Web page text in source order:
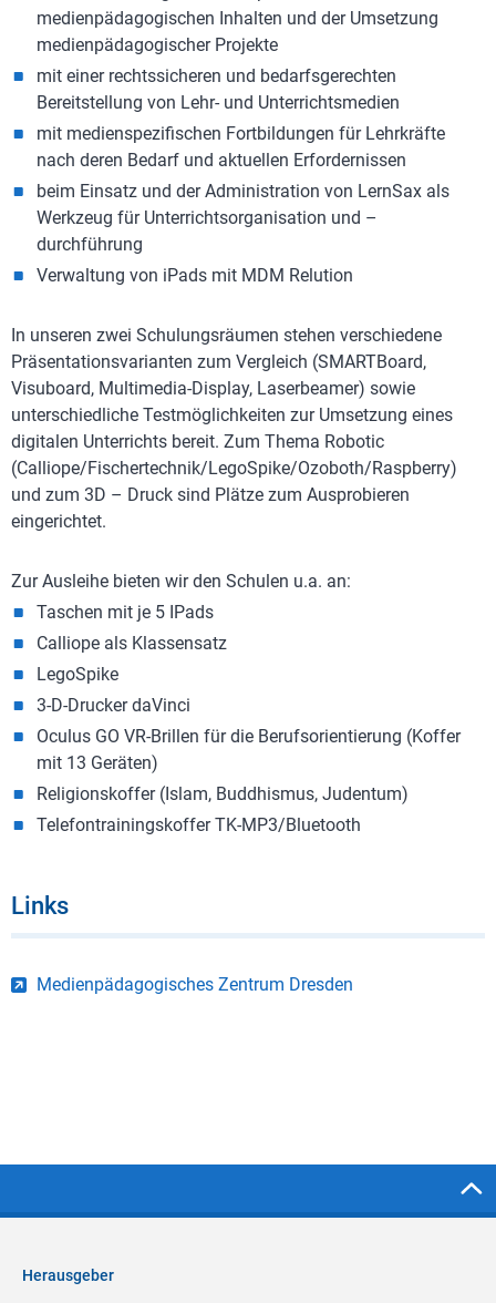
medienpädagogischen Inhalten und der Umsetzung
medienpädagogischer Projekte
mit einer rechtssicheren und bedarfsgerechten
Bereitstellung von Lehr- und Unterrichtsmedien
mit medienspezifischen Fortbildungen für Lehrkräfte
nach deren Bedarf und aktuellen Erfordernissen
beim Einsatz und der Administration von LernSax als
Werkzeug für Unterrichtsorganisation und –
durchführung
Verwaltung von iPads mit MDM Relution
In unseren zwei Schulungsräumen stehen verschiedene
Präsentationsvarianten zum Vergleich (SMARTBoard,
Visuboard, Multimedia-Display, Laserbeamer) sowie
unterschiedliche Testmöglichkeiten zur Umsetzung eines
digitalen Unterrichts bereit. Zum Thema Robotic
(Calliope/Fischertechnik/LegoSpike/Ozoboth/Raspberry)
und zum 3D – Druck sind Plätze zum Ausprobieren
eingerichtet.
Zur Ausleihe bieten wir den Schulen u.a. an:
Taschen mit je 5 IPads
Calliope als Klassensatz
LegoSpike
3-D-Drucker daVinci
Oculus GO VR-Brillen für die Berufsorientierung (Koffer
mit 13 Geräten)
Religionskoffer (Islam, Buddhismus, Judentum)
Telefontrainingskoffer TK-MP3/Bluetooth
Links
Medienpädagogisches Zentrum Dresden
Herausgeber